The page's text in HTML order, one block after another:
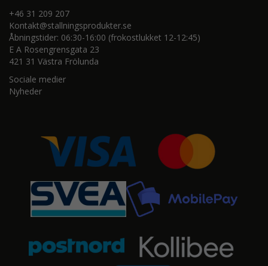
+46 31 209 207
Kontakt@stallningsprodukter.se
Åbningstider: 06:30-16:00 (frokostlukket 12-12:45)
E A Rosengrensgata 23
421 31 Västra Frölunda
Sociale medier
Nyheder